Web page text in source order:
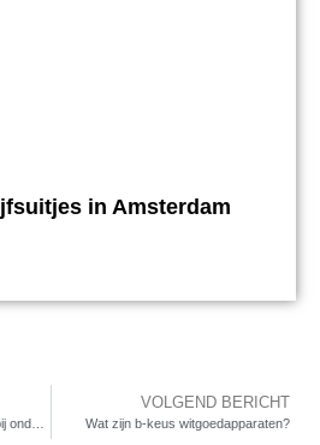
in Amsterdam
VOLGEND BERICHT
Wat zijn b-keus witgoedapparaten?